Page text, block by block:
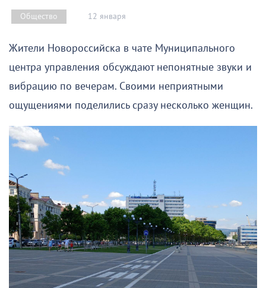
Общество 12 января
Жители Новороссийска в чате Муниципального
центра управления обсуждают непонятные звуки и
вибрацию по вечерам. Своими неприятными
ощущениями поделились сразу несколько женщин.